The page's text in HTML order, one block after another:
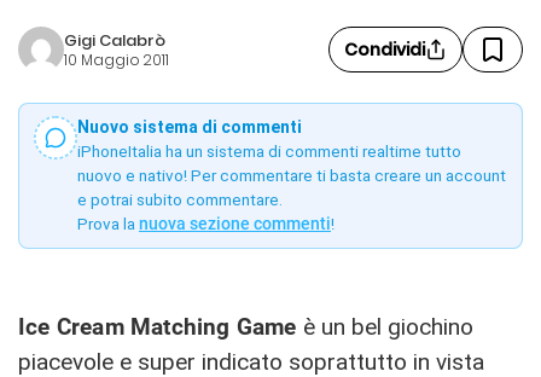
Gigi Calabrò
10 Maggio 2011 Condividi
Nuovo sistema di commenti
iPhoneItalia ha un sistema di commenti realtime tutto
nuovo e nativo! Per commentare ti basta creare un account
e potrai subito commentare.
Prova la nuova sezione commenti!
Ice Cream Matching Game è un bel giochino
piacevole e super indicato soprattutto in vista